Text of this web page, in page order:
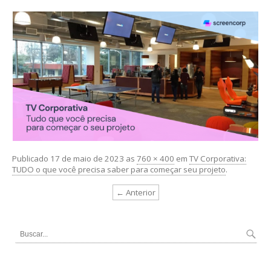
Publicado 17 de maio de 2023 as 760 × 400 em TV Corporativa:
TUDO o que você precisa saber para começar seu projeto.
← Anterior